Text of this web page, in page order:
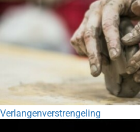
Verlangenverstrengeling